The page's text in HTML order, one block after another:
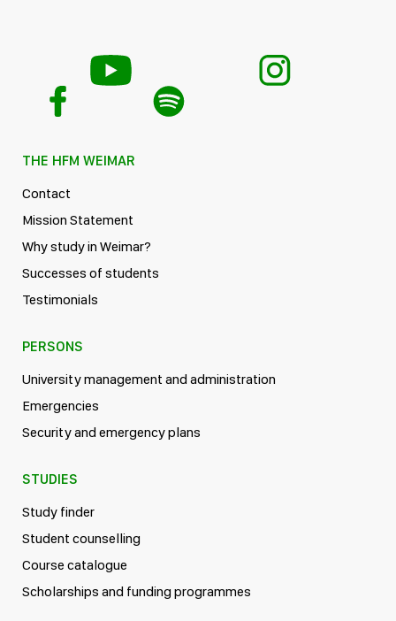
THE HFM WEIMAR
Contact
Mission Statement
Why study in Weimar?
Successes of students
Testimonials
PERSONS
University management and administration
Emergencies
Security and emergency plans
STUDIES
Study finder
Student counselling
Course catalogue
Scholarships and funding programmes